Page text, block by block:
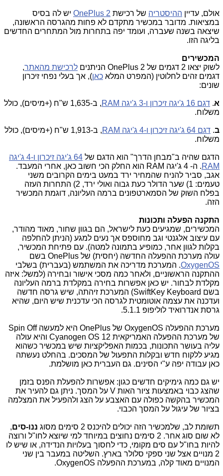
אולם, עדיין ההיסטריה של רכישת OnePlus 2 יש לה בסיס
במציאות. מדובר במכשיר מתקדם לא פחות מהגרסה הראשונה,
שיצאה בשנה שעברה, ועומד יפה בתחרות מול המתחרים החדשים
בליגה הזו.
המכשירים
לשוק יצאו 2 דגמים של OnePlus 2 הניתנים
לרכישת מהאתר,
דגמים זהים לחלוטין (המפרט המלא כאן), אך בעלי נפחי זיכרון
שונים:
א. דגם 16 ג'יגה זיכרון ו-3 ג'יגה RAM
, ב-1,635 ש"ח (+מיסים), כולל
משלוח.
ב. דגם 64 ג'יגה זיכרון ו-4 ג'יגה RAM
, ב-1,913 ש"ח (+מיסים), כולל
משלוח.
הדגם שהיה ב"מבחן הדרך" הוא הדגם של
64 ג'יגה זיכרון ו-4 ג'יגה
RAM
. ה- 4 ג'יגה RAM הוא החלק הכי חשוב כאן, אחרי המעבד.
אגב, סביר להניח שהמחיר ירד במעט בימים הקרובים משני
טעמים: 1) שער הדולר כעת גבוה ואולי ירד, 2) התחרות העזה
בפלח השוק של הסמארטפונים ברמה העליונה, דוגמת המכשיר
הזה.
התקנה הפעלה ותכונות
המכשירים, שמגיעים כעת לישראל, הם בגוון שחור, מאוד מהודר,
עם עיצוב אלגנטי וגב מחוספס אך נעים למגע (הניתן להחלפה
בקלות לגוון אחר, כמופיע בתמונה למטה). עם פתיחת המכשיר,
עולה מערכת ההפעלה החדשה (יחסית) של OnePlus בשם
OxygenOS. המערכת מדריכה את המשתמש (בעברית) בשלבי
ההתקנה הראשוניים, ולאחר כמה מסכי אישור ובחירה (למשל: איזה
מקלדת לבחור. יש כאן אפשרות בחירה במקלדת ברמה העליונה
בשם SwiftKey Keyboard) המערכת זיהתה, שיש גרסה חדשה
ועדכנה את עצמה אוטומטית לגרסה הכי עדכנית שיש היום, שהיא
גרסת אנדרואיד לוליפופ 5.1.1.
מערכת ההפעלה OxygenOS של OnePlus היא למעשה Spin Off
של מערכת ההפעלה האמריקאית Cyanogen OS 12 והיא עולה
עליה בעושר התכונות, בכמות האפליקציות שיש במכשיר כשהוא
מגיע ללקוח חדש ובקלות התפעול של המסכים. בהחלט נעשתה
כאן עבודה יפה ע"י הסינים. גם העברית כאן מושלמת.
יש גם כמה גימיקים חדשים כגון: אפשרות להפעלת הפנס בזמן
שהצג כבוי באמצעות ציור האות V על המסך. ניתן גם להעיר את
המכשיר בהקשה כפולה עם האצבע על הצג ולהפעיל את המצלמה
בציור של עיגול על המסך הכבוי.
תשומת לב, שלמכשיר הזה יכולים להיכנס 2 סימים מסוג ננו-סים,
לא שום סוג אחר. 2 סימים נחוצים במיוחד למי שיוצא לחו"ל ורוצה
להיות בחו"ל עם סים מקומי, כדי לחסוך בעלויות הנדידה, או שיש לו
2 מנויים אצל שני ספקי סלולר בארץ. השליטה במעבר בין שני
המנויים מאוד קלה, במערכת ההפעלה OxygenOS.